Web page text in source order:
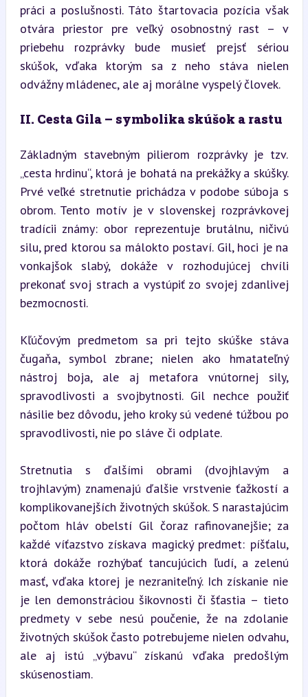
práci a poslušnosti. Táto štartovacia pozícia však
otvára priestor pre veľký osobnostný rast – v
priebehu rozprávky bude musieť prejsť sériou
skúšok, vďaka ktorým sa z neho stáva nielen
odvážny mládenec, ale aj morálne vyspelý človek.
II. Cesta Gila – symbolika skúšok a rastu
Základným stavebným pilierom rozprávky je tzv.
„cesta hrdinu“, ktorá je bohatá na prekážky a skúšky.
Prvé veľké stretnutie prichádza v podobe súboja s
obrom. Tento motív je v slovenskej rozprávkovej
tradícii známy: obor reprezentuje brutálnu, ničivú
silu, pred ktorou sa málokto postaví. Gil, hoci je na
vonkajšok slabý, dokáže v rozhodujúcej chvíli
prekonať svoj strach a vystúpiť zo svojej zdanlivej
bezmocnosti.
Kľúčovým predmetom sa pri tejto skúške stáva
čugaňa, symbol zbrane; nielen ako hmatateľný
nástroj boja, ale aj metafora vnútornej sily,
spravodlivosti a svojbytnosti. Gil nechce použiť
násilie bez dôvodu, jeho kroky sú vedené túžbou po
spravodlivosti, nie po sláve či odplate.
Stretnutia s ďalšími obrami (dvojhlavým a
trojhlavým) znamenajú ďalšie vrstvenie ťažkostí a
komplikovanejších životných skúšok. S narastajúcim
počtom hláv obelstí Gil čoraz rafinovanejšie; za
každé víťazstvo získava magický predmet: píšťalu,
ktorá dokáže rozhýbať tancujúcich ľudí, a zelenú
masť, vďaka ktorej je nezraniteľný. Ich získanie nie
je len demonstráciou šikovnosti či šťastia – tieto
predmety v sebe nesú poučenie, že na zdolanie
životných skúšok často potrebujeme nielen odvahu,
ale aj istú „výbavu“ získanú vďaka predošlým
skúsenostiam.